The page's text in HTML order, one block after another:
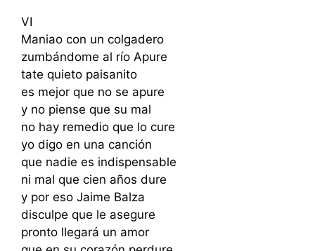
VI
Maniao con un colgadero
zumbándome al río Apure
tate quieto paisanito
es mejor que no se apure
y no piense que su mal
no hay remedio que lo cure
yo digo en una canción
que nadie es indispensable
ni mal que cien años dure
y por eso Jaime Balza
disculpe que le asegure
pronto llegará un amor